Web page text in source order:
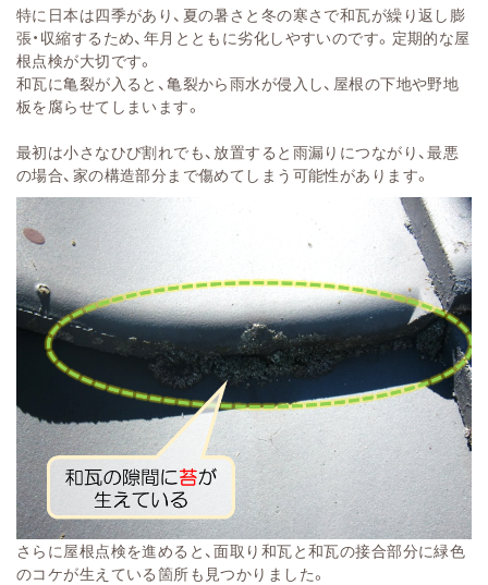
特に日本は四季があり、夏の暑さと冬の寒さで和瓦が繰り返し膨
張・収縮するため、年月とともに劣化しやすいのです。定期的な屋
根点検が大切です。
和瓦に亀裂が入ると、亀裂から雨水が侵入し、屋根の下地や野地
板を腐らせてしまいます。
最初は小さなひび割れでも、放置すると雨漏りにつながり、最悪
の場合、家の構造部分まで傷めてしまう可能性があります。
さらに屋根点検を進めると、面取り和瓦と和瓦の接合部分に緑色
のコケが生えている箇所も見つかりました。